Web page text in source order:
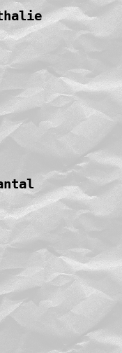
Nathalie
Chantal
Marie